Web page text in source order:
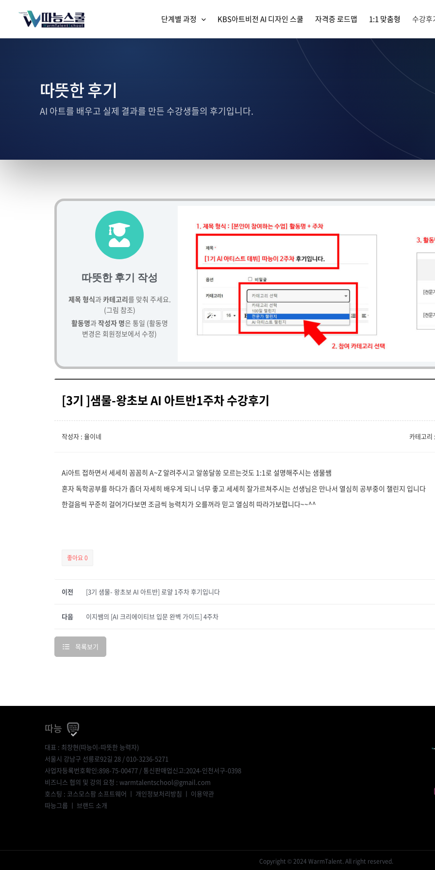
단계별 과정 KBS아트비전 AI 디자인 스쿨 자격증 로드맵 1:1 맞춤형 수강후
따뜻한 후기
AI 아트를 배우고 실제 결과를 만든 수강생들의 후기입니다.
따뜻한 후기 작성
제목 형식과카테고리를 맞춰 주세요.
(그림 참조)
활동명과작성자 명은 통일 (활동명
변경은 회원정보에서 수정)
[3기 ]샘물-왕초보 AI 아트반1주차 수강후기
작성자 : 율이네 카테고리
Ai아트 접하면서 세세히 꼼꼼히 A~Z 알려주시고 알쏭달쏭 모르는것도 1:1로 설명해주시는 샘물쌤
혼자 독학공부를 하다가 좀더 자세히 배우게 되니 너무 좋고 세세히 잘가르쳐주시는 선생님은 만나서 열심히 공부중이 챌린지 입니다
한걸음씩 꾸준히 걸어가다보면 조금씩 능력치가 오를꺼라 믿고 열심히 따라가보렵니다~~^^
좋아요0
이전 [3기 샘물- 왕초보 AI 아트반] 로얄 1주차 후기입니다
이지쌤의 [AI 크리에이티브 입문 완벽 가이드] 4주차
다음
목록보기
따능
대표 : 최창현(따능이-따뜻한 능력자)
서울시 강남구 선릉로92길 28 / 010-3236-5271
사업자등록번호확인:898-75-00477 / 통신판매업신고:2024-인천서구-0398
비즈니스 협의 및 강의 요청 : warmtalentschool@gmail.com
호스팅 : 코스모스팜 소프트웨어 ㅣ 개인정보처리방침 ㅣ 이용약관
따능그룹 ㅣ 브랜드 소개
Copyright © 2024 WarmTalent. All right reserved.